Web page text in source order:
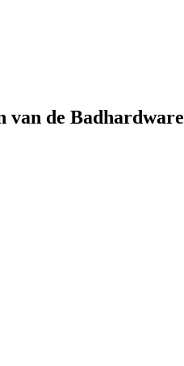
van de Badhardware